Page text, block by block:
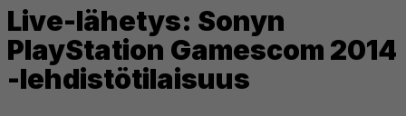
Live-lähetys: Sonyn
PlayStation Gamescom 2014
-lehdistötilaisuus